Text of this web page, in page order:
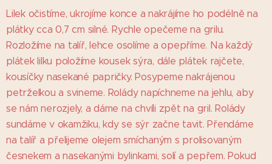
Lilek očistíme, ukrojíme konce a nakrájíme ho podélně na
plátky cca 0,7 cm silné. Rychle opečeme na grilu.
Rozložíme na talíř, lehce osolíme a opepříme. Na každý
plátek lilku položíme kousek sýra, dále plátek rajčete,
kousíčky nasekané papričky. Posypeme nakrájenou
petrželkou a svineme. Rolády napíchneme na jehlu, aby
se nám nerozjely, a dáme na chvíli zpět na gril. Rolády
sundáme v okamžiku, kdy se sýr začne tavit. Přendáme
na talíř a přelijeme olejem smíchaným s prolisovaným
česnekem a nasekanými bylinkami, solí a pepřem. Pokud